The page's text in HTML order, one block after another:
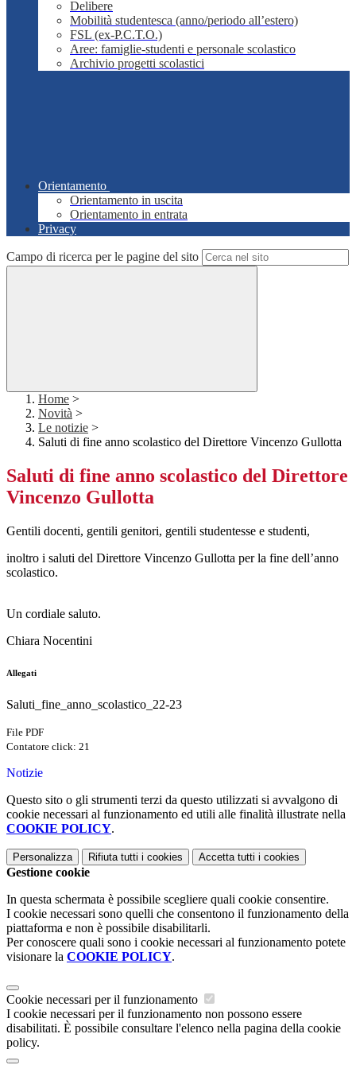
Delibere
Mobilità studentesca (anno/periodo all’estero)
FSL (ex-P.C.T.O.)
Aree: famiglie-studenti e personale scolastico
Archivio progetti scolastici
Orientamento
Orientamento in uscita
Orientamento in entrata
Privacy
Campo di ricerca per le pagine del sito
Home >
Novità >
Le notizie >
Saluti di fine anno scolastico del Direttore Vincenzo Gullotta
Saluti di fine anno scolastico del Direttore
Vincenzo Gullotta
Gentili docenti, gentili genitori, gentili studentesse e studenti,
inoltro i saluti del Direttore Vincenzo Gullotta per la fine dell’anno
scolastico.
Un cordiale saluto.
Chiara Nocentini
Allegati
Saluti_fine_anno_scolastico_22-23
File PDF
Contatore click: 21
Notizie
Questo sito o gli strumenti terzi da questo utilizzati si avvalgono di
cookie necessari al funzionamento ed utili alle finalità illustrate nella
COOKIE POLICY.
Personalizza Rifiuta tutti i cookies Accetta tutti i cookies
Gestione cookie
In questa schermata è possibile scegliere quali cookie consentire.
I cookie necessari sono quelli che consentono il funzionamento della
piattaforma e non è possibile disabilitarli.
Per conoscere quali sono i cookie necessari al funzionamento potete
visionare la COOKIE POLICY.
Cookie necessari per il funzionamento
I cookie necessari per il funzionamento non possono essere
disabilitati. È possibile consultare l'elenco nella pagina della cookie
policy.